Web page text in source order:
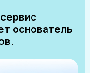
основатель